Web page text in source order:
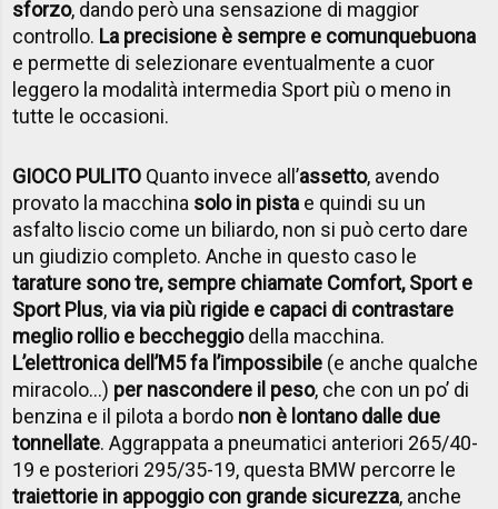
sforzo, dando però una sensazione di maggior
controllo. La precisione è sempre e comunquebuona
e permette di selezionare eventualmente a cuor
leggero la modalità intermedia Sport più o meno in
tutte le occasioni.
GIOCO PULITO Quanto invece all’assetto, avendo
provato la macchina solo in pista e quindi su un
asfalto liscio come un biliardo, non si può certo dare
un giudizio completo. Anche in questo caso le
tarature sono tre, sempre chiamate Comfort, Sport e
Sport Plus,via via più rigide e capaci di contrastare
meglio rollio e beccheggiodella macchina.
L’elettronica dell’M5 fa l’impossibile (e anche qualche
miracolo…) per nascondere il peso, che con un po’ di
benzina e il pilota a bordo non è lontano dalle due
tonnellate. Aggrappata a pneumatici anteriori 265/40-
19 e posteriori 295/35-19, questa BMW percorre le
traiettorie in appoggio con grande sicurezza, anche